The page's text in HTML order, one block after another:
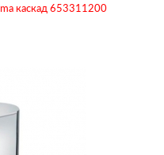
каскад 653311200